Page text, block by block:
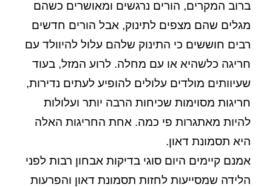
ברוב המקרים, הורים נרגשים ומאושרים כשהם
מגלים שהם מצפים לתינוק, אבל הורים חדשים
רבים חוששים כי התינוק שלהם עלול להיוולד עם
חריגה כלשהיא או עם מחלה. לרוע המזל, בעוד
שעיוותים מולדים עלולים להופיע לעתים נדירות,
חריגות מסוימות שכיחות הרבה יותר ועלולות
להיות מאתגרות פי כמה. אחת החריגות האלה
היא תסמונת דאון.
אמנם קיימים היום סוגי בדיקות אבחון רבות לפני
הלידה שמסייעות לחזות תסמונת דאון והפרעות